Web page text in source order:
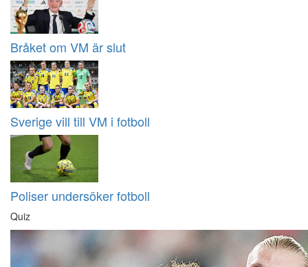
Bråket om VM är slut
Sverige vill till VM i fotboll
Poliser undersöker fotboll
Quiz